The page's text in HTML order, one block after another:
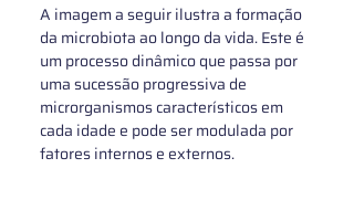
A imagem a seguir ilustra a formação
da microbiota ao longo da vida. Este é
um processo dinâmico que passa por
uma sucessão progressiva de
microrganismos característicos em
cada idade e pode ser modulada por
fatores internos e externos.